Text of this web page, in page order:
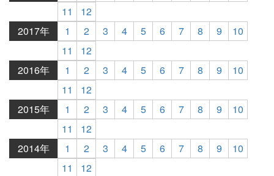
11
12
2017年
1 2 3 4 5 6 7 8 9
10
11
12
2016年
1 2 3 4 5 6 7 8 9
10
11
12
2015年
1 2 3 4 5 6 7 8 9
10
11
12
2014年
1 2 3 4 5 6 7 8 9
10
11
12